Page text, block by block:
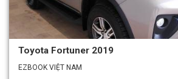
Toyota Fortuner 2019
EZBOOK VIỆT NAM